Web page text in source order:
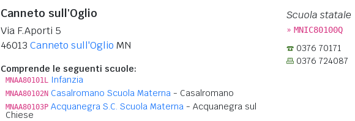
Canneto sull'Oglio
Via F.Aporti 5
46013 Canneto sull'Oglio MN
Comprende le seguenti scuole:
MNAA80101L Infanzia
MNAA80102N Casalromano Scuola Materna - Casalromano
MNAA80103P Acquanegra S.C. Scuola Materna - Acquanegra sul
Chiese
Scuola statale
» MNIC80100Q
0376 70171
0376 724087